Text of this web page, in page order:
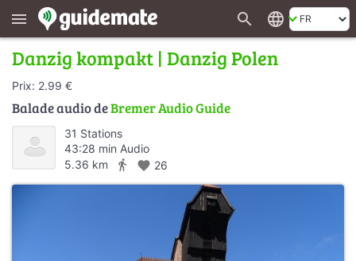
menu search language
Danzig kompakt | Danzig Polen
Prix: 2.99 €
Balade audio deBremer Audio Guide
31 Stations
43:28 min Audio
5.36 km
directions_walk favorite 26